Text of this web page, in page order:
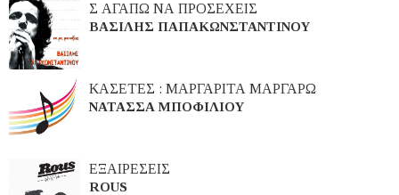
Σ ΑΓΑΠΩ ΝΑ ΠΡΟΣΕΧΕΙΣ
ΒΑΣΙΛΗΣ ΠΑΠΑΚΩΝΣΤΑΝΤΙΝΟΥ
ΚΑΣΕΤΕΣ : ΜΑΡΓΑΡΙΤΑ ΜΑΡΓΑΡΩ
ΝΑΤΑΣΣΑ ΜΠΟΦΙΛΙΟΥ
ΕΞΑΙΡΕΣΕΙΣ
ROUS